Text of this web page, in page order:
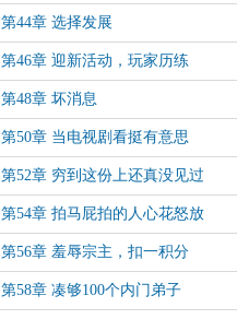
第44章 选择发展
第46章 迎新活动，玩家历练
第48章 坏消息
第50章 当电视剧看挺有意思
第52章 穷到这份上还真没见过
第54章 拍马屁拍的人心花怒放
第56章 羞辱宗主，扣一积分
第58章 凑够100个内门弟子